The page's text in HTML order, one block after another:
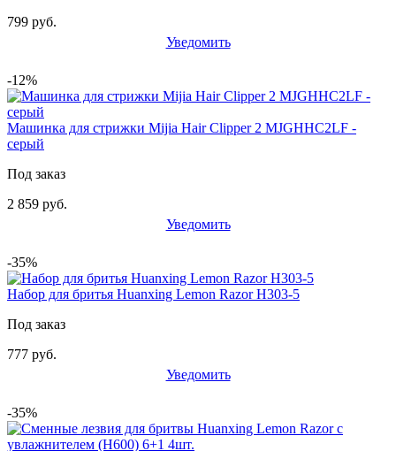
799 руб.
Уведомить
-12%
Машинка для стрижки Mijia Hair Clipper 2 MJGHHC2LF -
серый
Под заказ
2 859 руб.
Уведомить
-35%
Набор для бритья Huanxing Lemon Razor H303-5
Под заказ
777 руб.
Уведомить
-35%